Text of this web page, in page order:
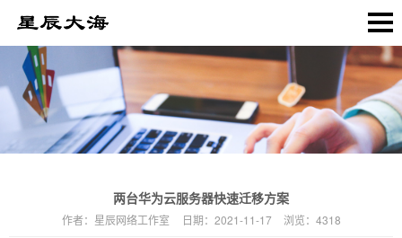
两台华为云服务器快速迁移方案
作者： 星辰网络工作室 日期： 2021-11-17 浏览： 4318